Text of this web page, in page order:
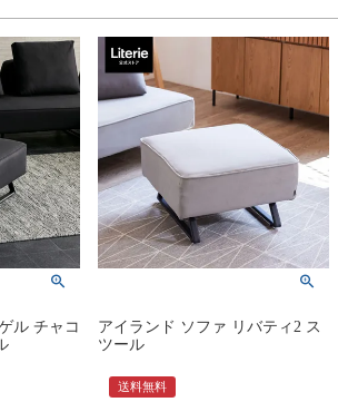
ル チャコ
アイランド ソファ リバティ2 ス
ツール
送料無料